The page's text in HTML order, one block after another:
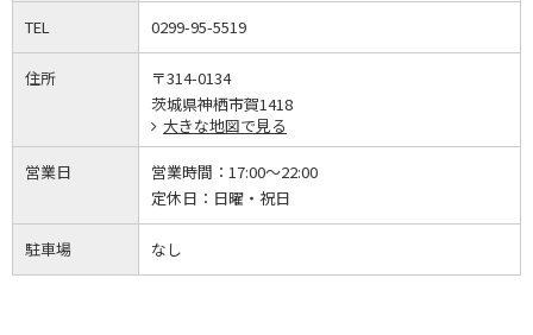
TEL 0299-95-5519
住所
〒314-0134
茨城県神栖市賀1418
大きな地図で見る
営業日 営業時間： 17:00～22:00
定休日： 日曜・祝日
駐車場 なし